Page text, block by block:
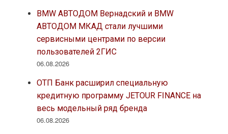
BMW АВТОДОМ Вернадский и BMW
АВТОДОМ МКАД стали лучшими
сервисными центрами по версии
пользователей 2ГИС
06.08.2026
ОТП Банк расширил специальную
кредитную программу JETOUR FINANCE на
весь модельный ряд бренда
06.08.2026